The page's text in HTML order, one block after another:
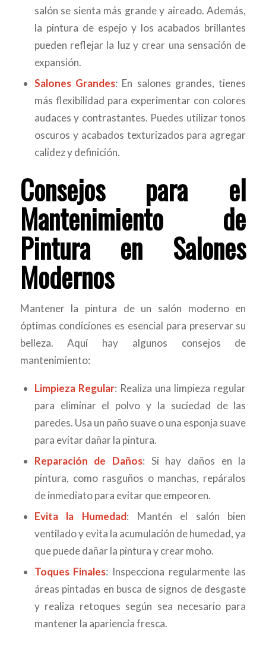
salón se sienta más grande y aireado. Además,
la pintura de espejo y los acabados brillantes
pueden reflejar la luz y crear una sensación de
expansión.
Salones Grandes: En salones grandes, tienes
más flexibilidad para experimentar con colores
audaces y contrastantes. Puedes utilizar tonos
oscuros y acabados texturizados para agregar
calidez y definición.
Consejos para el
Mantenimiento de
Pintura en Salones
Modernos
Mantener la pintura de un salón moderno en
óptimas condiciones es esencial para preservar su
belleza. Aquí hay algunos consejos de
mantenimiento:
Limpieza Regular: Realiza una limpieza regular
para eliminar el polvo y la suciedad de las
paredes. Usa un paño suave o una esponja suave
para evitar dañar la pintura.
Reparación de Daños: Si hay daños en la
pintura, como rasguños o manchas, repáralos
de inmediato para evitar que empeoren.
Evita la Humedad: Mantén el salón bien
ventilado y evita la acumulación de humedad, ya
que puede dañar la pintura y crear moho.
Toques Finales: Inspecciona regularmente las
áreas pintadas en busca de signos de desgaste
y realiza retoques según sea necesario para
mantener la apariencia fresca.